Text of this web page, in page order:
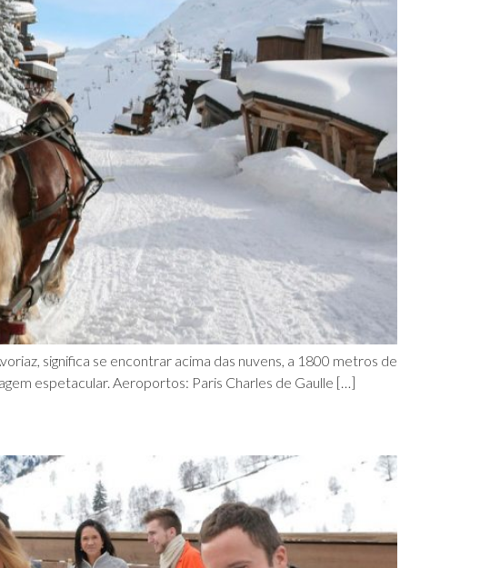
significa se encontrar acima das nuvens, a 1800 metros de
espetacular. Aeroportos: Paris Charles de Gaulle […]